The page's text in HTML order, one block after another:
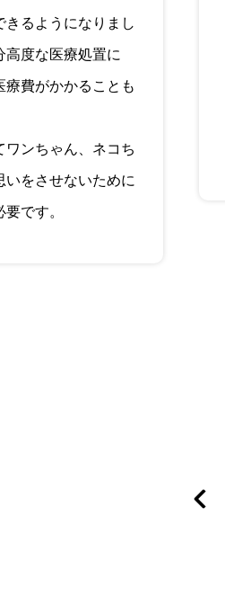
きるようになりまし
高度な医療処置に
療費がかかることも
ワンちゃん、ネコち
いをさせないために
です。